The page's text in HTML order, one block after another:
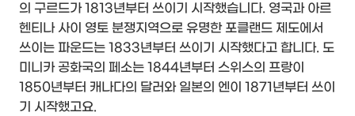
의 구르드가 1813년부터 쓰이기 시작했습니다. 영국과 아르
헨티나 사이 영토 분쟁지역으로 유명한 포클랜드 제도에서
쓰이는 파운드는 1833년부터 쓰이기 시작했다고 합니다. 도
미니카 공화국의 페소는 1844년부터 스위스의 프랑이
1850년부터 캐나다의 달러와 일본의 엔이 1871년부터 쓰이
기 시작했고요.